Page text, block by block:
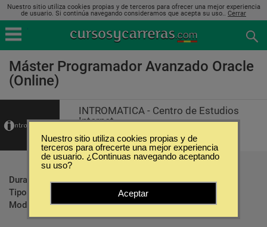
Nuestro sitio utiliza cookies propias y de terceros para ofrecer una mejor experiencia
de usuario. Si continúa navegando consideramos que acepta su uso.. Cerrar
Máster Programador Avanzado Oracle
(Online)
INTROMATICA - Centro de Estudios
Internet
Duración:
190 Horas
Tipo:
Modalidad:
Online
Nuestro sitio utiliza cookies propias y de
terceros para ofrecerte una mejor experiencia
de usuario. ¿Continuas navegando aceptando
su uso?
Aceptar